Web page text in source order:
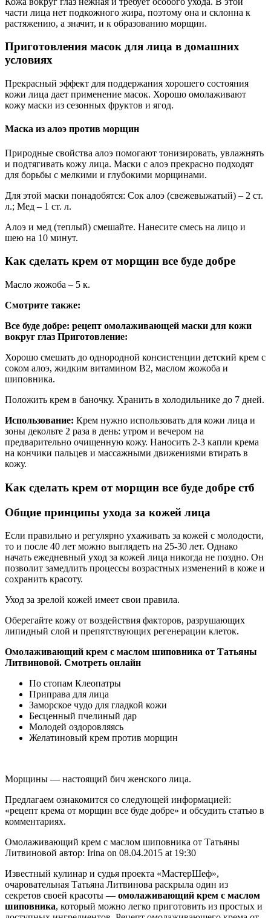
части лица нет подкожного жира, поэтому она и склонна к
растяжению, а значит, и к образованию морщин.
Приготовления масок для лица в домашних
условиях
Прекрасный эффект для поддержания хорошего состояния
кожи лица дает применение масок. Хорошо омолаживают
кожу маски из сезонных фруктов и ягод.
Маска из алоэ против морщин
Природные свойства алоэ помогают тонизировать, увлажнять
и подтягивать кожу лица. Маски с алоэ прекрасно подходят
для борьбы с мелкими и глубокими морщинами.
Для этой маски понадобятся: Сок алоэ (свежевыжатый) – 2 ст.
л.; Мед – 1 ст. л.
Алоэ и мед (теплый) смешайте. Нанесите смесь на лицо и
шею на 10 минут.
Как сделать крем от морщин все буде добре
Масло жожоба – 5 к.
Смотрите также:
Все буде добре: рецепт омолаживающей маски для кожи
вокруг глаз Приготовление:
Хорошо смешать до однородной консистенции детский крем с
соком алоэ, жидким витамином В2, маслом жожоба и
шиповника.
Положить крем в баночку. Хранить в холодильнике до 7 дней.
Использование: Крем нужно использовать для кожи лица и
зоны декольте 2 раза в день: утром и вечером на
предварительно очищенную кожу. Наносить 2-3 капли крема
на кончики пальцев и массажными движениями втирать в
кожу.
Как сделать крем от морщин все буде добре стб
Общие принципы ухода за кожей лица
Если правильно и регулярно ухаживать за кожей с молодости,
то и после 40 лет можно выглядеть на 25-30 лет. Однако
начать ежедневный уход за кожей лица никогда не поздно. Он
позволит замедлить процессы возрастных изменений в коже и
сохранить красоту.
Уход за зрелой кожей имеет свои правила.
Оберегайте кожу от воздействия факторов, разрушающих
липидный слой и препятствующих регенерации клеток.
Омолаживающий крем с маслом шиповника от Татьяны
Литвиновой. Смотреть онлайн
По стопам Клеопатры
Приправа для лица
Заморское чудо для гладкой кожи
Бесценный пчелиный дар
Молодей оздоровляясь
Желатиновый крем против морщин
Морщины — настоящий бич женского лица.
Предлагаем ознакомится со следующей информацией:
«рецепт крема от морщин все буде добре» и обсудить статью в
комментариях.
Омолаживающий крем с маслом шиповника от Татьяны
Литвиновой автор: Irina on 08.04.2015 at 19:30
Известный кулинар и судья проекта «МастерШеф»,
очаровательная Татьяна Литвинова раскрыла один из
секретов своей красоты — омолаживающий крем с маслом
шиповника, который можно легко приготовить из простых и